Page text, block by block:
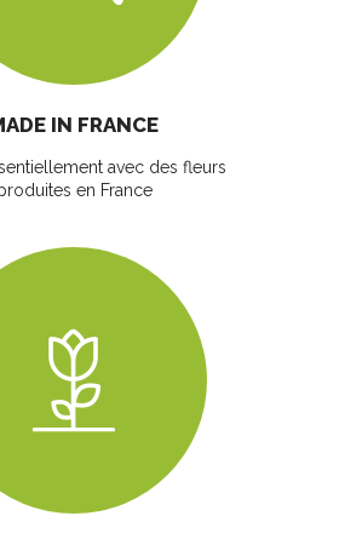
IN FRANCE
avec des fleurs
en France